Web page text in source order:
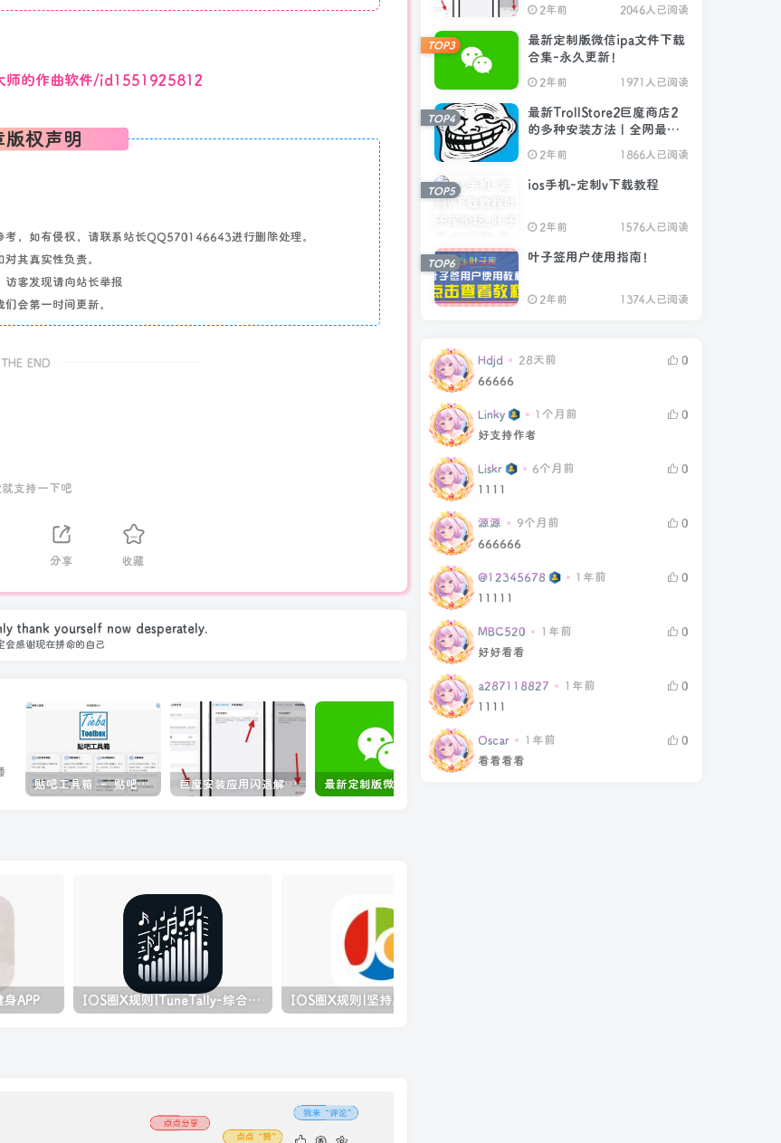
的作曲软件/id1551925812
版权声明
，如有侵权，请联系站长QQ570146643进行删除处理。
其真实性负责。
客发现请向站长举报
会第一时间更新。
THE END
支持一下吧
分享 收藏
thank yourself now desperately.
会感谢现在拼命的自己
贴吧工具箱 – 贴吧数据查询工具 巨魔安装应用闪退解决方法
APP IOS圈X规则|TuneTally-综合音乐排行
2年前 2046人已阅读
最新定制版微信ipa文件下载
合集-永久更新！
2年前 1971人已阅读
TOP3
最新TrollStore2巨魔商店2
的多种安装方法｜全网最详
细教程
2年前 1866人已阅读
TOP4
ios手机-定制v下载教程
2年前 1576人已阅读
TOP5
叶子签用户使用指南！
2年前 1374人已阅读
TOP6
Hdjd 28天前
0
66666
Linky 1个月前
0
好支持作者
Liskr 6个月前
0
1111
源源 9个月前
0
666666
@12345678 1年前
0
11111
MBC520 1年前
0
好好看看
a287118827 1年前
0
1111
Oscar 1年前
0
看看看看